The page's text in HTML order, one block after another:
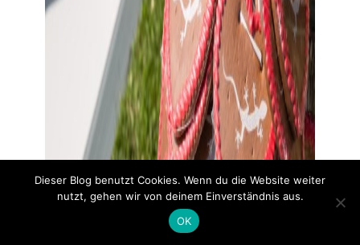
Dieser Blog benutzt Cookies. Wenn du die Website weiter
nutzt, gehen wir von deinem Einverständnis aus.
OK